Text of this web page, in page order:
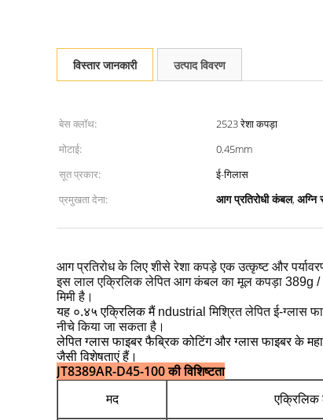
विस्तार जानकारी उत्पाद विवरण
बेस क्लॉथ: 2523 रेशा कपड़ा
मोटाई:
0.45mm
सूत प्रकार:
ई-गिलास
प्रमुखता देना:
आग प्रतिरोधी कंबल, अग्नि
आग प्रतिरोध के लिए शीसे रेशा कपड़े एक उत्कृष्ट और
इस लाल एक्रिलिक लेपित आग कंबल का मूल कपड़ा 389g /
मिमी है।
यह ०.४५ एक्रिलिक मैं ndustrial मिश्रित लेपित ई-ग्लास
नीचे किया जा सकता है।
लेपित ग्लास फाइबर फैब्रिक कोटिंग और ग्लास फाइबर के
जैसी विशेषताएं हैं।
JT8389AR-D45-100 की विशिष्टता
मद एक्रिलिक